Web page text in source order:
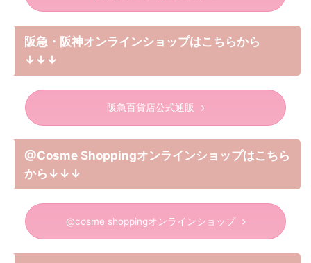
阪急・阪神オンラインショップはこちらから
↓↓↓
阪急百貨店公式通販
@Cosme Shoppingオンラインショップはこちら
から↓↓↓
@cosme shoppingオンラインショップ